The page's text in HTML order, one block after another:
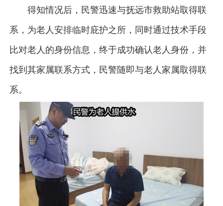
得知情况后，民警迅速与抚远市救助站取得联
系，为老人安排临时庇护之所，同时通过技术手段
比对老人的身份信息，终于成功确认老人身份，并
找到其家属联系方式，民警随即与老人家属取得联
系。